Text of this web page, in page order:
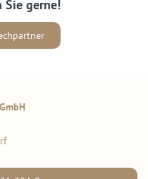
Sie gerne!